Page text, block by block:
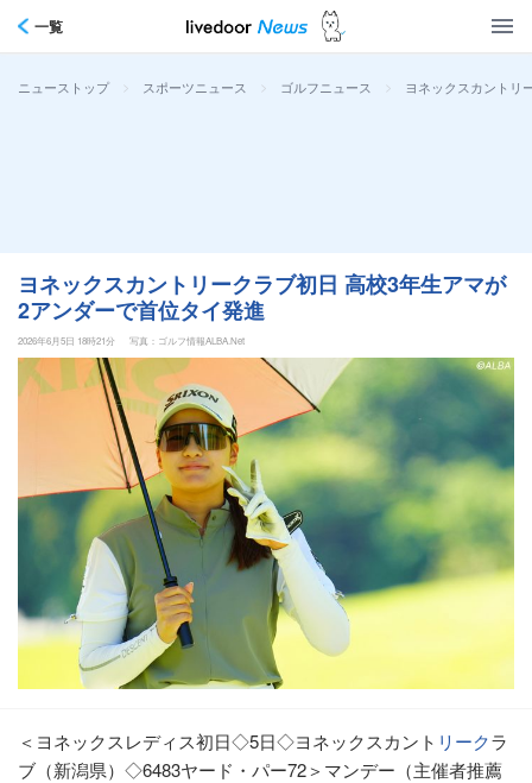
一覧
ニューストップ > スポーツニュース > ゴルフニュース > ヨネックスカントリ
ヨネックスカントリークラブ初日 高校3年生アマが
2アンダーで首位タイ発進
2026年6月5日 18時21分 写真：ゴルフ情報ALBA.Net
＜ヨネックスレディス初日◇5日◇ヨネックスカント リークラ
ブ（新潟県）◇6483ヤード・パー72＞マンデー（主催者推薦